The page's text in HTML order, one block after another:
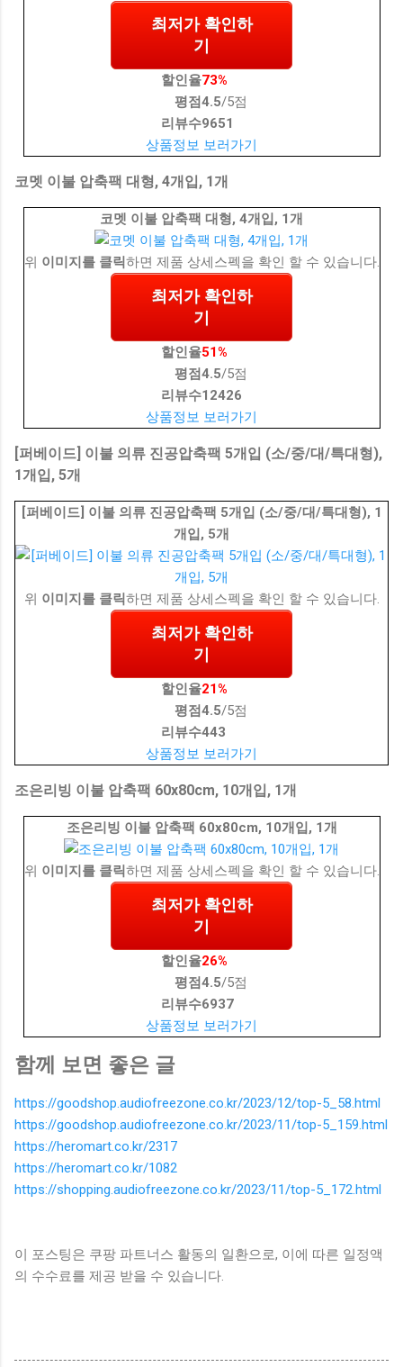
최저가 확인하
기
할인율73%
평점4.5/5점
리뷰수9651
상품정보 보러가기
코멧 이불 압축팩 대형, 4개입, 1개
코멧 이불 압축팩 대형, 4개입, 1개
위 이미지를 클릭하면 제품 상세스펙을 확인 할 수 있습니다.
최저가 확인하
기
할인율51%
평점4.5/5점
리뷰수12426
상품정보 보러가기
[퍼베이드] 이불 의류 진공압축팩 5개입 (소/중/대/특대형),
1개입, 5개
[퍼베이드] 이불 의류 진공압축팩 5개입 (소/중/대/특대형), 1
개입, 5개
위 이미지를 클릭하면 제품 상세스펙을 확인 할 수 있습니다.
최저가 확인하
기
할인율21%
평점4.5/5점
리뷰수443
상품정보 보러가기
조은리빙 이불 압축팩 60x80cm, 10개입, 1개
조은리빙 이불 압축팩 60x80cm, 10개입, 1개
위 이미지를 클릭하면 제품 상세스펙을 확인 할 수 있습니다.
최저가 확인하
기
할인율26%
평점4.5/5점
리뷰수6937
상품정보 보러가기
함께 보면 좋은 글
https://goodshop.audiofreezone.co.kr/2023/12/top-5_58.html
https://goodshop.audiofreezone.co.kr/2023/11/top-5_159.html
https://heromart.co.kr/2317
https://heromart.co.kr/1082
https://shopping.audiofreezone.co.kr/2023/11/top-5_172.html
이 포스팅은 쿠팡 파트너스 활동의 일환으로, 이에 따른 일정액
의 수수료를 제공 받을 수 있습니다.